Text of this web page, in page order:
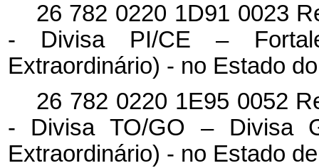
26 782 0220 1D91 0023
- Divisa PI/CE –
Extraordinário) - no Estado
26 782 0220 1E95 0052
- Divisa TO/GO – Divisa
Extraordinário) - no Estado